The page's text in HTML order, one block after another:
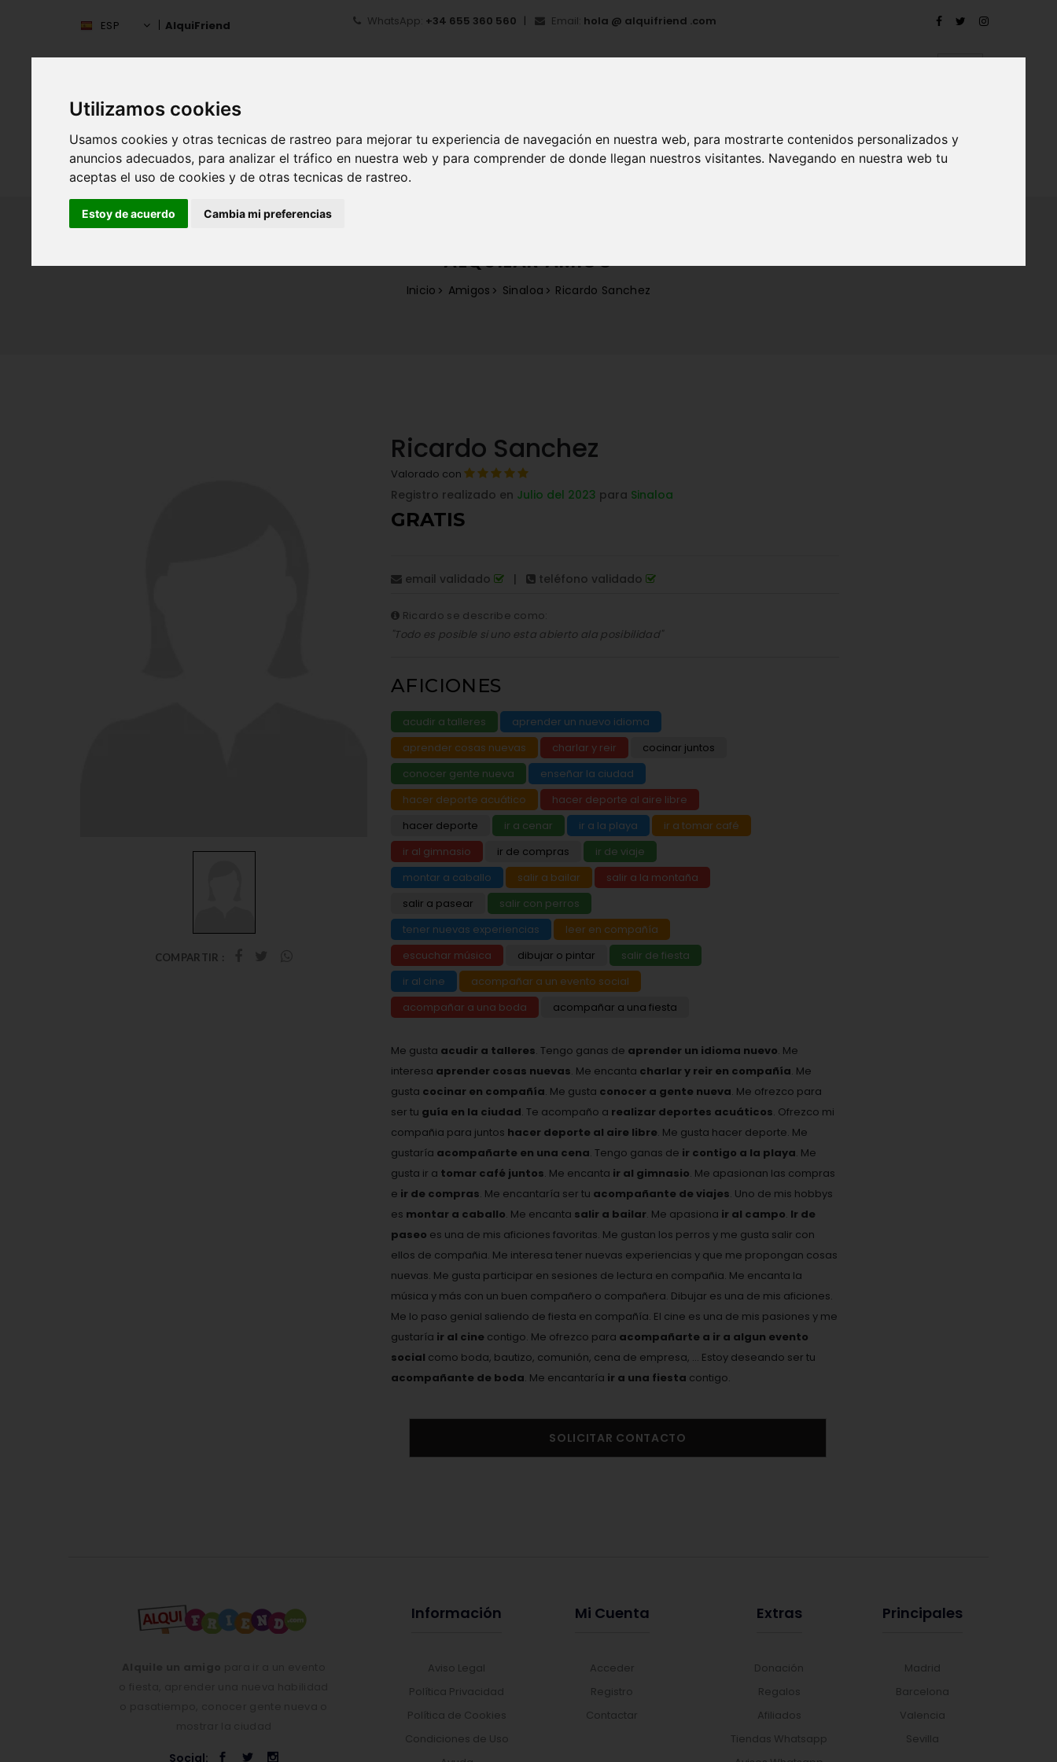
Utilizamos cookies
Usamos cookies y otras tecnicas de rastreo para mejorar tu experiencia de navegación en nuestra web, para mostrarte contenidos personalizados y
anuncios adecuados, para analizar el tráfico en nuestra web y para comprender de donde llegan nuestros visitantes. Navegando en nuestra web tu
aceptas el uso de cookies y de otras tecnicas de rastreo.
Estoy de acuerdo Cambia mi preferencias
ESP AlquiFriend WhatsApp: +34 655 360 560 Email: hola @ alquifriend .com
ESPAÑA INICIO ¿QUÉ ES ALQUIFRIEND? MI CUENTA REGISTRO EVENTOS CONTACTO
ALQUILAR AMIGO
Inicio Amigos Sinaloa Ricardo Sanchez
COMPARTIR :
Ricardo Sanchez
Valorado con
Registro realizado en Julio del 2023 para Sinaloa
GRATIS
email validado | teléfono validado
Ricardo se describe como:
"Todo es posible si uno esta abierto ala posibilidad"
AFICIONES
acudir a talleres
aprender un nuevo idioma
aprender cosas nuevas
charlar y reir
cocinar juntos
conocer gente nueva
enseñar la ciudad
hacer deporte acuático
hacer deporte al aire libre
hacer deporte
ir a cenar ir a la playa
ir a tomar café
ir al gimnasio
ir de compras
ir de viaje
montar a caballo
salir a bailar
salir a la montaña
salir a pasear
salir con perros
tener nuevas experiencias
leer en compañía
escuchar música
dibujar o pintar
salir de fiesta
ir al cine
acompañar a un evento social
acompañar a una boda
acompañar a una fiesta
Me gusta acudir a talleres. Tengo ganas de aprender un idioma nuevo. Me
interesa aprender cosas nuevas. Me encanta charlar y reir en compañía. Me
gusta cocinar en compañía. Me gusta conocer a gente nueva. Me ofrezco para
ser tu guía en la ciudad. Te acompaño a realizar deportes acuáticos. Ofrezco mi
compañia para juntos hacer deporte al aire libre. Me gusta hacer deporte. Me
gustaría acompañarte en una cena. Tengo ganas de ir contigo a la playa. Me
gusta ir a tomar café juntos. Me encanta ir al gimnasio. Me apasionan las compras
e ir de compras. Me encantaría ser tu acompañante de viajes. Uno de mis hobbys
es montar a caballo. Me encanta salir a bailar. Me apasiona ir al campo. Ir de
paseo es una de mis aficiones favoritas. Me gustan los perros y me gusta salir con
ellos de compañia. Me interesa tener nuevas experiencias y que me propongan cosas
nuevas. Me gusta participar en sesiones de lectura en compañia. Me encanta la
música y más con un buen compañero o compañera. Dibujar es una de mis aficiones.
Me lo paso genial saliendo de fiesta en compañía. El cine es una de mis pasiones y me
gustaría ir al cine contigo. Me ofrezco para acompañarte a ir a algun evento
social como boda, bautizo, comunión, cena de empresa, ... Estoy deseando ser tu
acompañante de boda. Me encantaría ir a una fiesta contigo.
SOLICITAR CONTACTO
Social:
Información
Aviso Legal
Política Privacidad
Política de Cookies
Condiciones de Uso
Mi Cuenta
Acceder
Registro
Contactar
Extras
Donación
Regalos
Afiliados
Tiendas Whatsapp
Principales
Madrid
Barcelona
Valencia
Sevilla